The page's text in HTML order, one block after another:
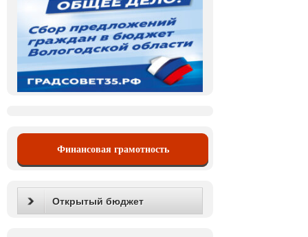
Финансовая грамотность
Открытый бюджет